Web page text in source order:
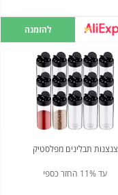
להזמנה
צנצנות תבלינים מפלסטיק
עד 11% החזר כספי